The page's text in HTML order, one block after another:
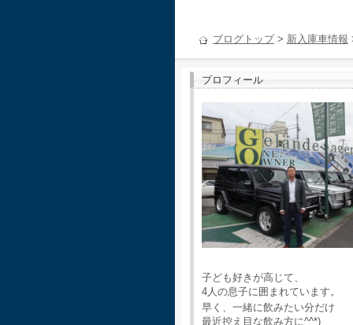
ブログトップ> 新入庫車情報
プロフィール
子ども好きが高じて、
4人の息子に囲まれています。
早く、一緒に飲みたい分だけ
最近控え目な飲み方に^^*)